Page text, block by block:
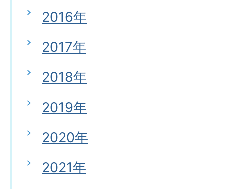
2016年
2017年
2018年
2019年
2020年
2021年